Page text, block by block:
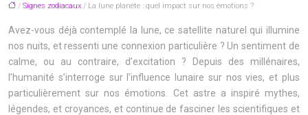
/ Signes zodiacaux / La lune planète : quel impact sur nos émotions ?
Avez-vous déjà contemplé la lune, ce satellite naturel qui illumine
nos nuits, et ressenti une connexion particulière ? Un sentiment de
calme, ou au contraire, d’excitation ? Depuis des millénaires,
l’humanité s’interroge sur l’influence lunaire sur nos vies, et plus
particulièrement sur nos émotions. Cet astre a inspiré mythes,
légendes, et croyances, et continue de fasciner les scientifiques et